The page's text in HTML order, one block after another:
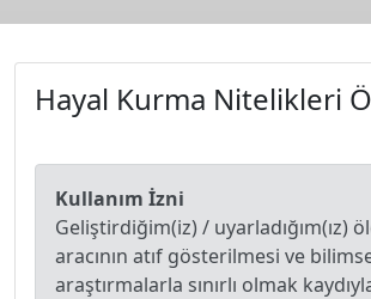
Hayal Kurma Nitelikleri
Kullanım İzni
Geliştirdiğim(iz) / uyarladığım(ız)
aracının atıf gösterilmesi ve
araştırmalarla sınırlı olmak